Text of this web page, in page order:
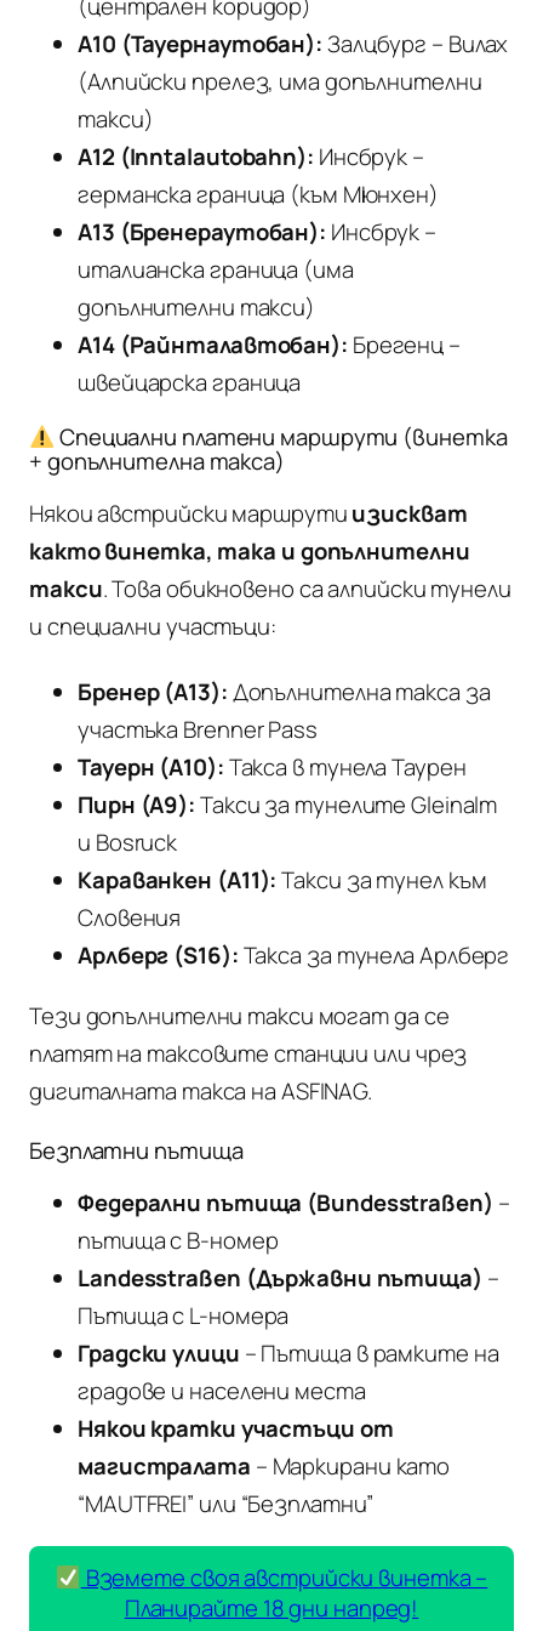
(централен коридор)
A10 (Тауернаутобан):Залцбург – Вилах
(Алпийски прелез, има допълнителни
такси)
A12 (Inntalautobahn): Инсбрук –
германска граница (към Мюнхен)
A13 (Бренераутобан): Инсбрук –
италианска граница (има
допълнителни такси)
A14 (Райнталавтобан): Брегенц –
швейцарска граница
Специални платени маршрути (винетка
+ допълнителна такса)
Някои австрийски маршрутиизискват
както винетка, така и допълнителни
такси. Това обикновено са алпийски тунели
и специални участъци:
Бренер (A13):Допълнителна такса за
участъка Brenner Pass
Тауерн (A10):Такса в тунела Таурен
Пирн (A9):Такси за тунелите Gleinalm
и Bosruck
Караванкен (A11):Такси за тунел към
Словения
Арлберг (S16):Такса за тунела Арлберг
Тези допълнителни такси могат да се
платят на таксовите станции или чрез
дигиталната такса на ASFINAG.
Безплатни пътища
Федерални пътища (Bundesstraßen) –
пътища с B-номер
Landesstraßen (Държавни пътища) –
Пътища с L-номера
Градски улици – Пътища в рамките на
градове и населени места
Някои кратки участъци от
магистралата – Маркирани като
“MAUTFREI” или “Безплатни”
Вземете своя австрийски винетка –
Планирайте 18 дни напред!